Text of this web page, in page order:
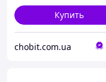
Купить
chobit.com.ua